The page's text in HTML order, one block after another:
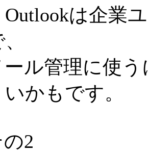
は企業
ル管理に使
かもです。
2